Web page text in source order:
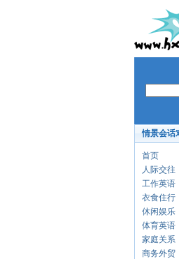
情景会话
首页
人际交往
工作英语
衣食住行
休闲娱乐
体育英语
家庭关系
商务外贸